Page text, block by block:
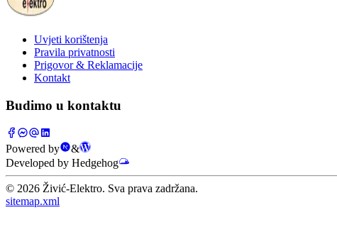
Uvjeti korištenja
Pravila privatnosti
Prigovor & Reklamacije
Kontakt
Budimo u kontaktu
Powered by
&
Developed by Hedgehog
© 2026 Živić-Elektro. Sva prava zadržana.
sitemap.xml